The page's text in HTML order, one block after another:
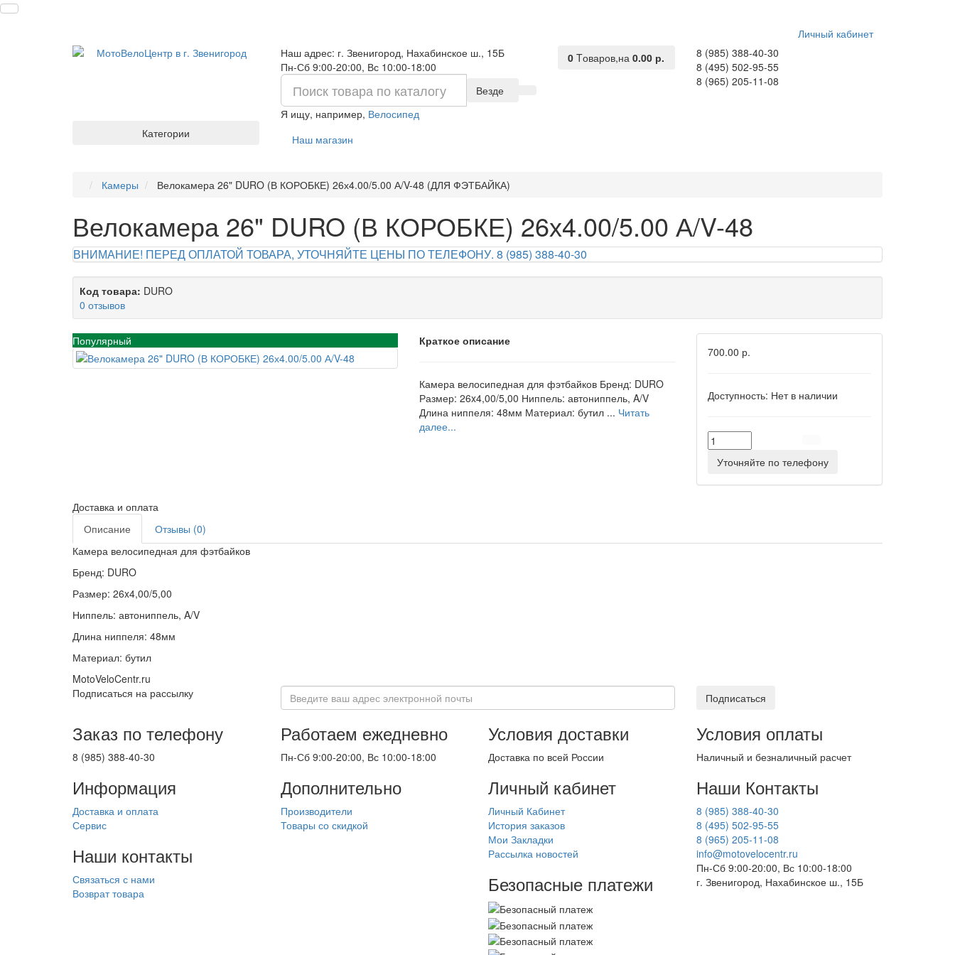
Личный кабинет
0 Tоваров,на 0.00 р.
Наш адрес: г. Звенигород, Нахабинское ш., 15Б
Пн-Сб 9:00-20:00, Вс 10:00-18:00
Везде
Я ищу, например, Велосипед
8 (985) 388-40-30
8 (495) 502-95-55
8 (965) 205-11-08
Категории Наш магазин
Камеры Велокамера 26" DURO (В КОРОБКЕ) 26х4.00/5.00 А/V-48 (ДЛЯ ФЭТБАЙКА)
Велокамера 26" DURO (В КОРОБКЕ) 26х4.00/5.00 А/V-48
ВНИМАНИЕ! ПЕРЕД ОПЛАТОЙ ТОВАРА, УТОЧНЯЙТЕ ЦЕНЫ ПО ТЕЛЕФОНУ. 8 (985) 388-40-30
Код товара: DURO
0 отзывов
Популярный Краткое описание
Камера велосипедная для фэтбайков Бренд: DURO
Размер: 26x4,00/5,00 Ниппель: автониппель, A/V
Длина ниппеля: 48мм Материал: бутил ... Читать
далее...
700.00 р.
Доступность: Нет в наличии
Уточняйте по телефону
Доставка и оплата
Описание
Отзывы (0)
Камера велосипедная для фэтбайков
Бренд: DURO
Размер: 26x4,00/5,00
Ниппель: автониппель, A/V
Длина ниппеля: 48мм
Материал: бутил
MotoVeloCentr.ru
Подписаться на рассылку
Подписаться
Заказ по телефону
8 (985) 388-40-30
Работаем ежедневно
Пн-Сб 9:00-20:00, Вс 10:00-18:00
Условия доставки
Доставка по всей России
Условия оплаты
Наличный и безналичный расчет
Информация
Доставка и оплата
Сервис
Наши контакты
Связаться с нами
Возврат товара
Дополнительно
Производители
Товары со скидкой
Личный кабинет
Личный Кабинет
История заказов
Мои Закладки
Рассылка новостей
Безопасные платежи
Наши Контакты
8 (985) 388-40-30
8 (495) 502-95-55
8 (965) 205-11-08
info@motovelocentr.ru
Пн-Сб 9:00-20:00, Вс 10:00-18:00
г. Звенигород, Нахабинское ш., 15Б